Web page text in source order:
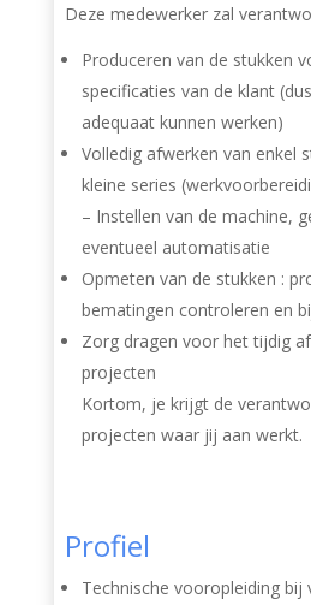
Deze medewerker zal
Produceren van de stukken
specificaties van de klant
adequaat kunnen werken)
Volledig afwerken van enkel
kleine series
– Instellen van de machine,
eventueel automatisatie
Opmeten van de stukken :
bematingen controleren en
Zorg dragen voor het tijdig
projecten
Kortom, je krijgt de
projecten waar jij aan werkt.
Profiel
Technische vooropleiding bij